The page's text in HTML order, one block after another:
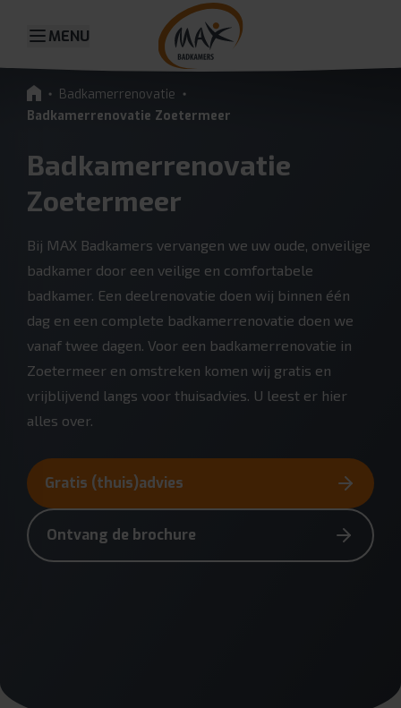
MENU
Badkamerrenovatie
Badkamerrenovatie Zoetermeer
Badkamerrenovatie
Zoetermeer
Bij MAX Badkamers vervangen we uw oude, onveilige
badkamer door een veilige en comfortabele
badkamer. Een deelrenovatie doen wij binnen één
dag en een complete badkamerrenovatie doen we
vanaf twee dagen. Voor een badkamerrenovatie in
Zoetermeer en omstreken komen wij gratis en
vrijblijvend langs voor thuisadvies. U leest er hier
alles over.
Gratis (thuis)advies
Ontvang de brochure